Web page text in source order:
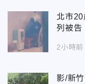
北市
列被告
2小時前
影/新